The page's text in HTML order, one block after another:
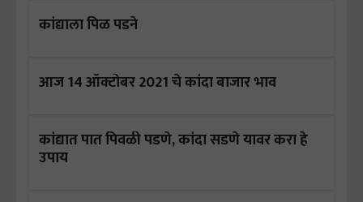
कांद्याला पिळ पडने
आज 14 ऑक्टोबर 2021 चे कांदा बाजार भाव
कांद्यात पात पिवळी पडणे, कांदा सडणे यावर करा हे
उपाय